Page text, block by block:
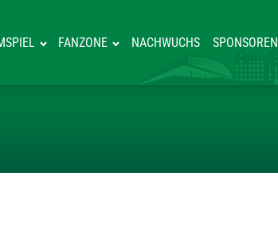
FANZONE NACHWUCHS SPONSOREN